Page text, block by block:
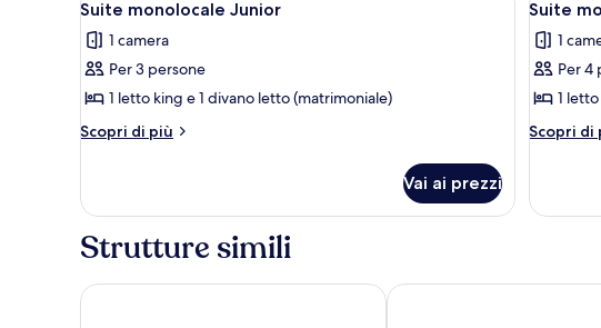
king
tutte
le
foto
per
Suite
3
Suite monolocale Junior
1 camera
Per 3 persone
1 letto king e 1 divano letto (matrimoniale)
Scopri di più
Altri
monolocale
Vai ai prezzi
tutte
le
foto
per
Suite
Knight)
4
Suite
1
Per 4
1
Scopri di
Altri
Strutture simili
The Pavilion Hotel Catalina Island Inn